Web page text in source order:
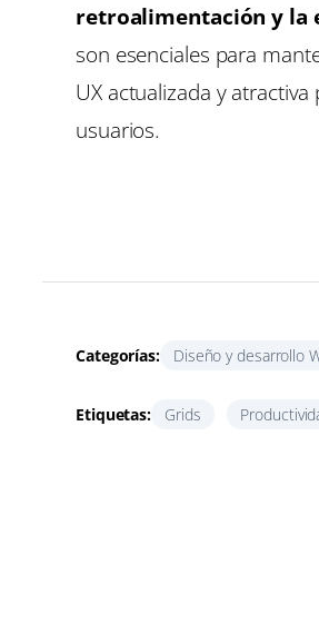
retroalimentación y la
son esenciales para
UX actualizada y atractiva
usuarios.
Categorías: Diseño y desarrollo
Etiquetas: Grids